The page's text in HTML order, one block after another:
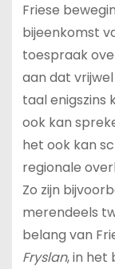
Friese
bijeenkomst
toespraak
aan dat
taal enigszins
ook kan
het ook kan
regionale
Zo zijn
merendeels
belang van
Fryslan, in het